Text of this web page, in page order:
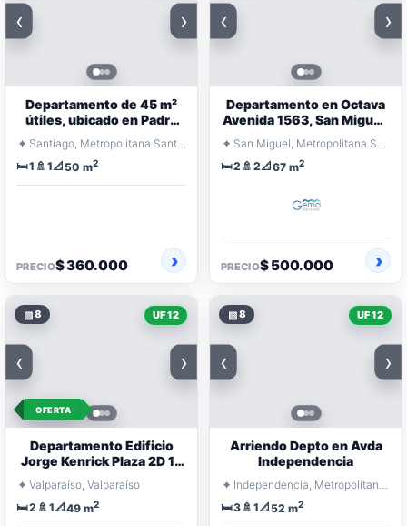
‹ ›
Departamento de 45 m²
útiles, ubicado en Padre
⌖ Santiago, Metropolitana Santiago
🛏️1 🚿 1📐50 m2
PRECIO$ 360.000
‹ ›
Departamento en Octava
Avenida 1563, San Miguel,
bodega.
⌖ San Miguel, Metropolitana Santiago
🛏️2 🚿 2📐67 m2
PRECIO$ 500.000
▧8 UF 12
OFERTA
‹ ›
Departamento Edificio
Jorge Kenrick Plaza 2D 1B
estacionamiento techado
⌖ Valparaíso, Valparaíso
🛏️2 🚿 1📐49 m2
▧8 UF 12
‹ ›
Arriendo Depto en Avda
Independencia
⌖
Independencia, Metropolitana Santiago
🛏️3 🚿 1📐52 m2